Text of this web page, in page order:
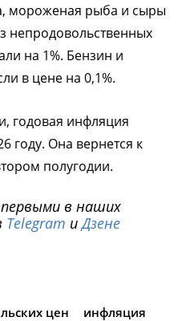
мороженая рыба и сыры
непродовольственных
на 1%. Бензин и
в цене на 0,1%.
годовая инфляция
году. Она вернется к
полугодии.
в наших
Telegram иДзене
цен
инфляция